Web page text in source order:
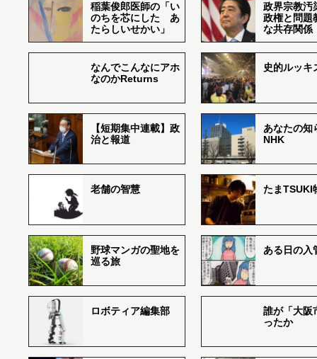
稲葉俊郎医師の「い
のちを芯にした あ
たらしいせかい」
政界宗教汚
政権と問題
な共存関係
なんでこんなにアホ
なのかReturns
史的ルッキ
【短期集中連載】政
治と報道
あなたの知
NHK
老舗の智慧 たまTSUKI
野球マンガの聖地を
巡る旅
ある日の入
ロボティア編集部
誰が「大阪
ったか